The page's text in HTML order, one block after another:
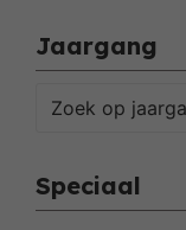
Jaargang
Zoek op
Speciaal